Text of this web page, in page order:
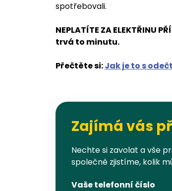
spotřebovali.
NEPLATÍTE ZA ELEKTŘINU
trvá to minutu.
Přečtěte si:Jak je to s
Zajímá vás
Nechte si zavolat a vše
společně zjistíme, kolik
Vaše telefonní číslo